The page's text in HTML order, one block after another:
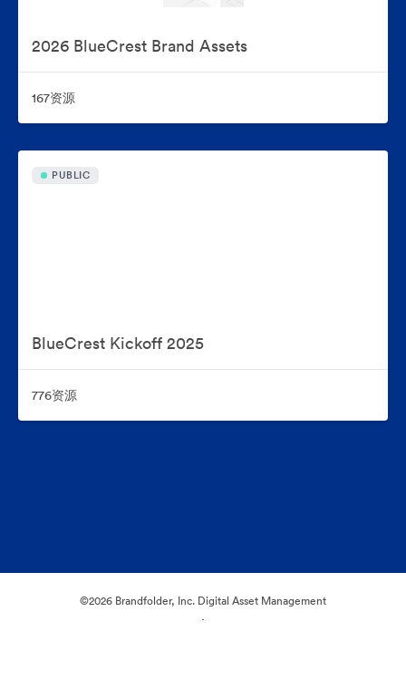
2026 BlueCrest Brand Assets
167资源
PUBLIC
BlueCrest Kickoff 2025
776资源
©2026 Brandfolder, Inc. Digital Asset Management
·